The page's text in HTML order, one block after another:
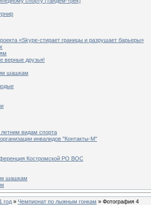
«Skype-стирает границы и разрушает барьеры»
верные друзья!
шашкам
видам спорта
инвалидов "Контакты-М"
Костромской РО ВОС
шашкам
год » Чемпионат по лыжным гонкам » Фотография 4